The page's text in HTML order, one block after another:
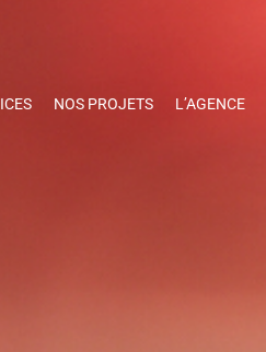
NOS PROJETS L’AGENCE